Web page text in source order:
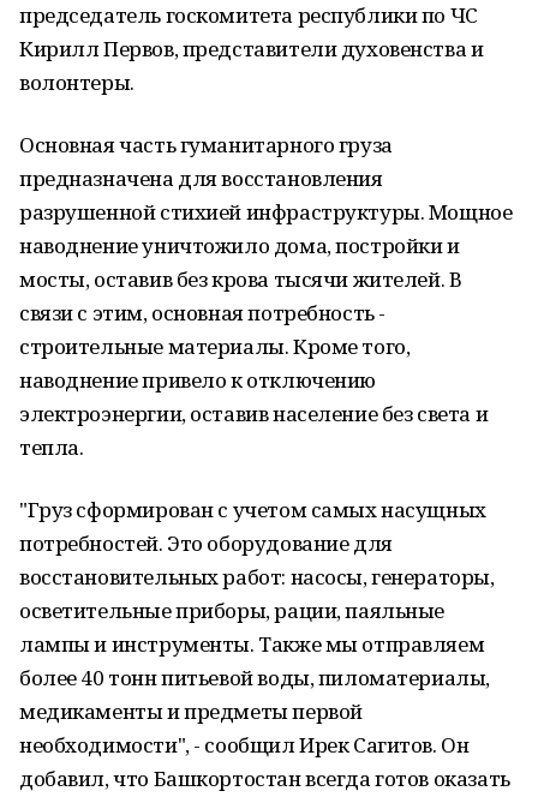
председатель госкомитета республики по ЧС
Кирилл Первов, представители духовенства и
волонтеры.
Основная часть гуманитарного груза
предназначена для восстановления
разрушенной стихией инфраструктуры. Мощное
наводнение уничтожило дома, постройки и
мосты, оставив без крова тысячи жителей. В
связи с этим, основная потребность -
строительные материалы. Кроме того,
наводнение привело к отключению
электроэнергии, оставив население без света и
тепла.
"Груз сформирован с учетом самых насущных
потребностей. Это оборудование для
восстановительных работ: насосы, генераторы,
осветительные приборы, рации, паяльные
лампы и инструменты. Также мы отправляем
более 40 тонн питьевой воды, пиломатериалы,
медикаменты и предметы первой
необходимости", - сообщил Ирек Сагитов. Он
добавил, что Башкортостан всегда готов оказать